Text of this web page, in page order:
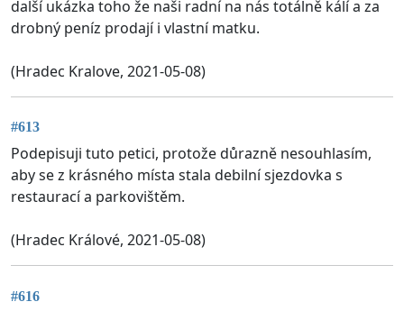
další ukázka toho že naši radní na nás totálně kálí a za
drobný peníz prodají i vlastní matku.
(Hradec Kralove, 2021-05-08)
#613
Podepisuji tuto petici, protože důrazně nesouhlasím,
aby se z krásného místa stala debilní sjezdovka s
restaurací a parkovištěm.
(Hradec Králové, 2021-05-08)
#616